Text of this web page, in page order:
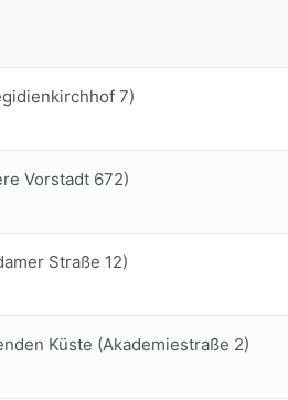
7)
Vorstadt 672)
Straße 12)
Küste (Akademiestraße 2)